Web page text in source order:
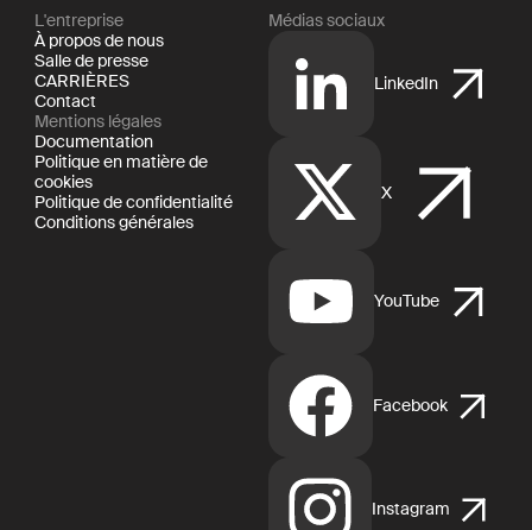
L'entreprise
À propos de nous
Salle de presse
CARRIÈRES
Contact
Mentions légales
Documentation
Politique en matière de
cookies
Politique de confidentialité
Conditions générales
Médias sociaux
LinkedIn
X
YouTube
Facebook
Instagram